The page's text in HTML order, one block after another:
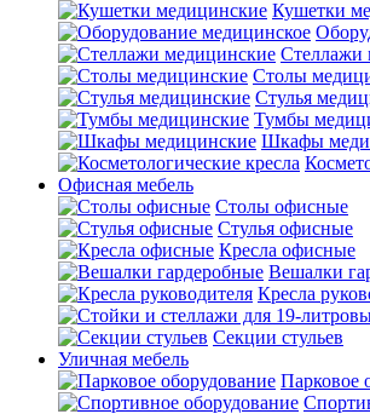
Кушетки
Стеллажи
Столы
Стулья
Тумбы
Шкафы
Офисная мебель
Столы офисные
Стулья офисные
Кресла офисные
Вешалки
Кресла
Секции стульев
Уличная мебель
Парковое